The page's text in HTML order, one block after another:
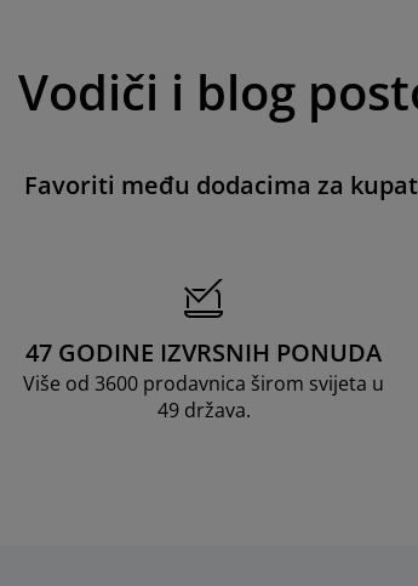
Vodiči i blog
Favoriti među dodacima za
47 GODINE IZVRSNIH PONUDA
Više od 3600 prodavnica širom svijeta u
49 država.